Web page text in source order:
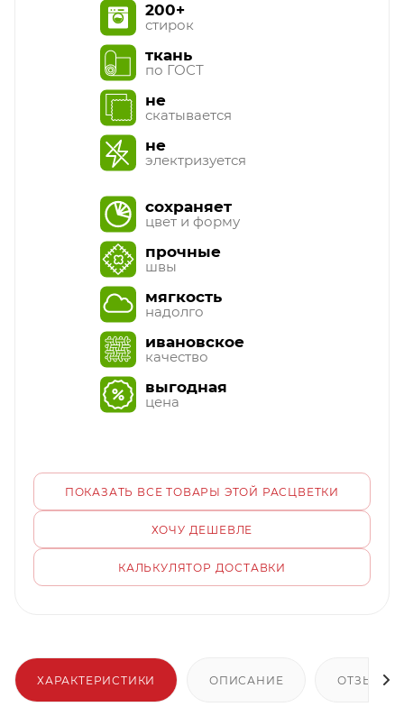
200+
стирок
ткань
по ГОСТ
не
скатывается
не
электризуется
сохраняет
цвет и форму
прочные
швы
мягкость
надолго
ивановское
качество
выгодная
цена
ПОКАЗАТЬ ВСЕ ТОВАРЫ ЭТОЙ РАСЦВЕТКИ
ХОЧУ ДЕШЕВЛЕ
КАЛЬКУЛЯТОР ДОСТАВКИ
ХАРАКТЕРИСТИКИ ОПИСАНИЕ ОТЗЫВЫ